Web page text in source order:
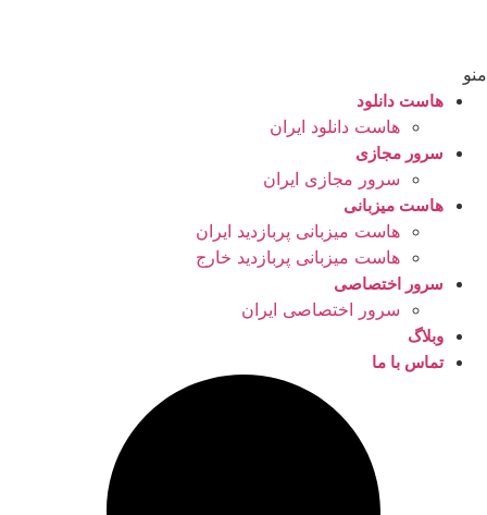
منو
هاست دانلود
هاست دانلود ایران
سرور مجازی
سرور مجازی ایران
هاست میزبانی
هاست میزبانی پربازدید ایران
هاست میزبانی پربازدید خارج
سرور اختصاصی
سرور اختصاصی ایران
وبلاگ
تماس با ما